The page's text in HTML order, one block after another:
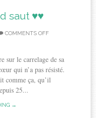
saut ♥♥
COMMENTS OFF
sur le carrelage de sa
qui n’a pas résisté.
comme ça, qu’il
25...
→